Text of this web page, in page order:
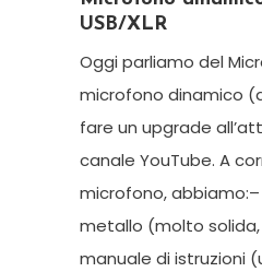
USB/XLR
Oggi parliamo del
microfono dinamico
fare un upgrade
canale YouTube. A
microfono,
metallo (molto
manuale di istruzioni